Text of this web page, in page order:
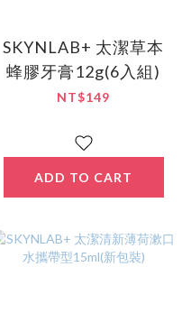
SKYNLAB+ 太潔草本
蜂膠牙膏12g(6入組)
NT$149
ADD TO CART